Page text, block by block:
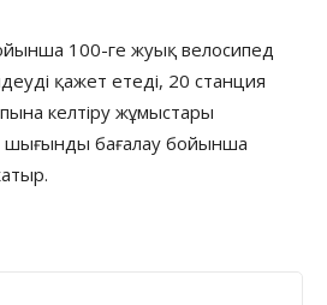
100-ге жуық велосипед
қажет етеді, 20 станция
келтіру жұмыстары
шығынды бағалау бойынша